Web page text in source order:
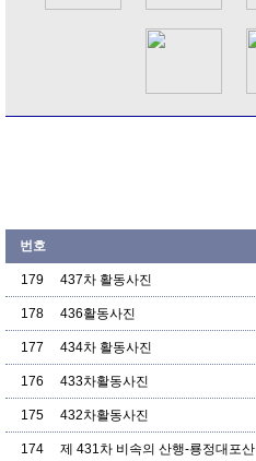
번호
179 437차 활동사진
178 436활동사진
177 434차 활동사진
176 433차활동사진
175 432차활동사진
174 제 431차 비속의 산행-룡정대포산